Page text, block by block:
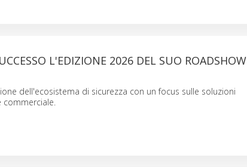
L'EDIZIONE 2026 DEL SUO ROADSHOW
dell'ecosistema di sicurezza con un focus sulle soluzioni
commerciale.